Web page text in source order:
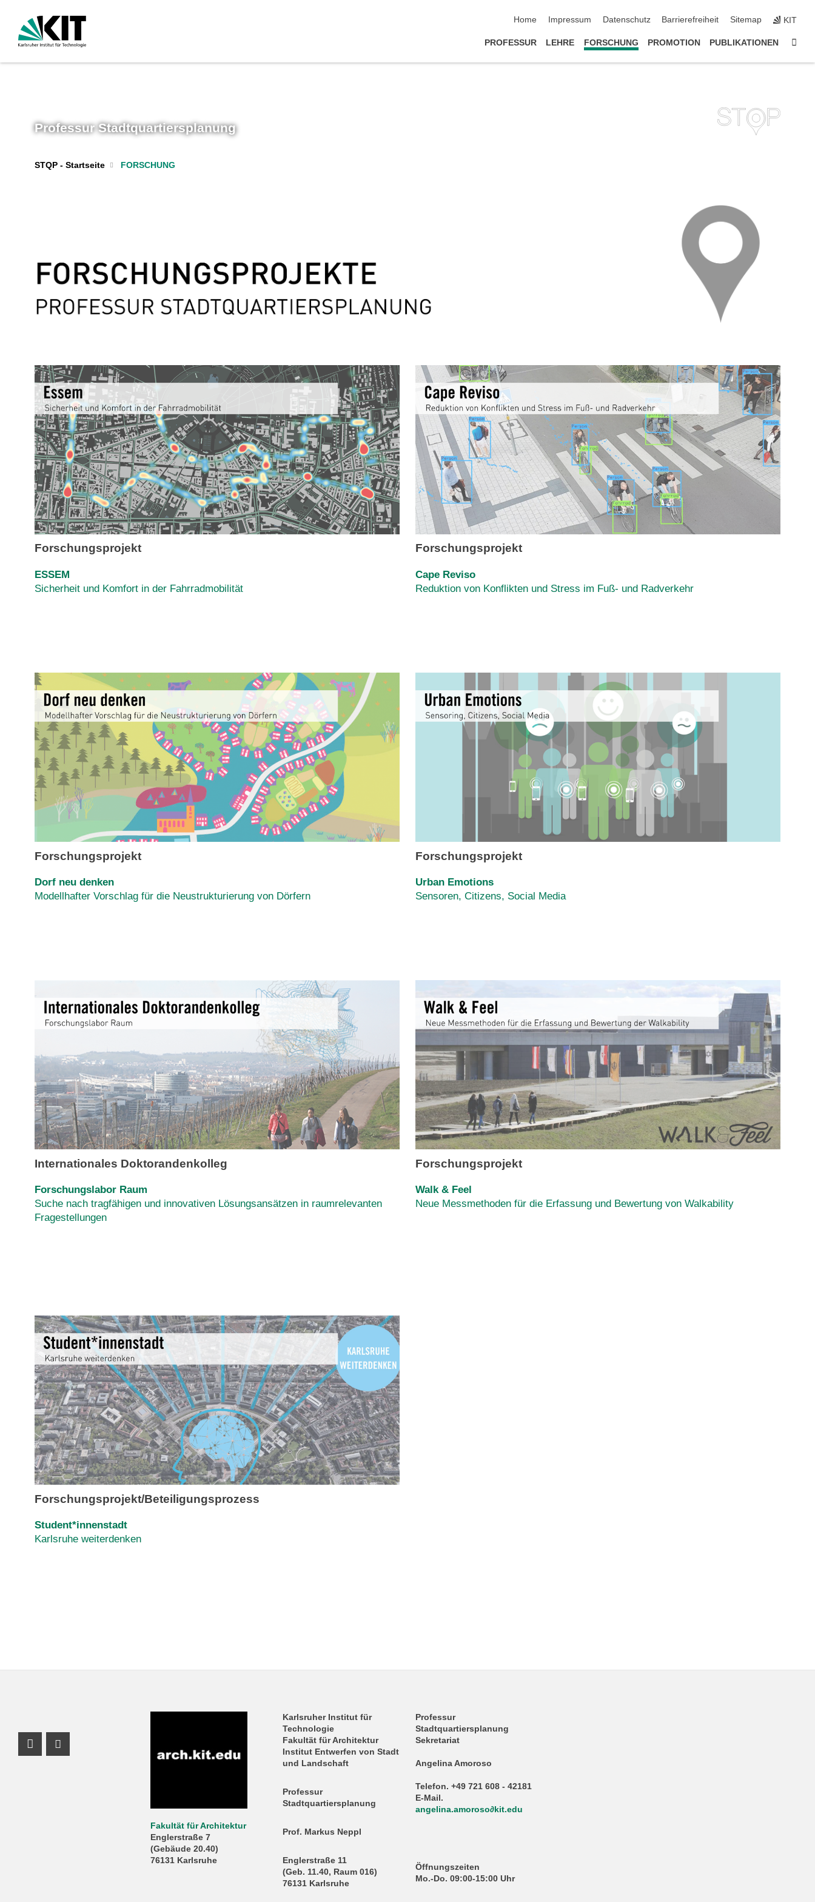
Home
Impressum Datenschutz Barrierefreiheit Sitemap KIT
PROFESSUR LEHRE FORSCHUNG PROMOTION PUBLIKATIONEN
Professur Stadtquartiersplanung
STQP - Startseite FORSCHUNG
Forschungsprojekt
ESSEM
Sicherheit und Komfort in der Fahrradmobilität
Forschungsprojekt
Cape Reviso
Reduktion von Konflikten und Stress im Fuß- und Radverkehr
Forschungsprojekt
Dorf neu denken
Modellhafter Vorschlag für die Neustrukturierung von Dörfern
Forschungsprojekt
Urban Emotions
Sensoren, Citizens, Social Media
Internationales Doktorandenkolleg
Forschungslabor Raum
Suche nach tragfähigen und innovativen Lösungsansätzen in raumrelevanten
Fragestellungen
Forschungsprojekt
Walk & Feel
Neue Messmethoden für die Erfassung und Bewertung von Walkability
Forschungsprojekt/Beteiligungsprozess
Student*innenstadt
Karlsruhe weiterdenken
Fakultät für Architektur
Englerstraße 7
(Gebäude 20.40)
76131 Karlsruhe
Karlsruher Institut für
Technologie
Fakultät für Architektur
Institut Entwerfen von Stadt
und Landschaft
Professur
Stadtquartiersplanung
Prof. Markus Neppl
Englerstraße 11
(Geb. 11.40, Raum 016)
76131 Karlsruhe
Professur
Stadtquartiersplanung
Sekretariat
Angelina Amoroso
Telefon. +49 721 608 - 42181
E-Mail.
angelina.amoroso∂kit.edu
Öffnungszeiten
Mo.-Do. 09:00-15:00 Uhr
Instagram Profil
Youtube Profil